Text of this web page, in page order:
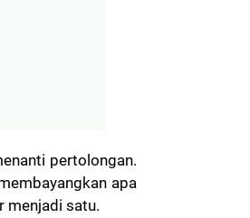
pertolongan.
apa
menjadi satu.